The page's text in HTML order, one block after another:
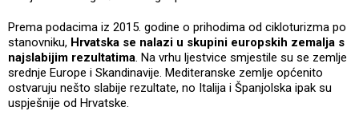
Prema podacima iz 2015. godine o prihodima od cikloturizma po
stanovniku, Hrvatska se nalazi u skupini europskih zemalja s
najslabijim rezultatima. Na vrhu ljestvice smjestile su se zemlje
srednje Europe i Skandinavije. Mediteranske zemlje općenito
ostvaruju nešto slabije rezultate, no Italija i Španjolska ipak su
uspješnije od Hrvatske.